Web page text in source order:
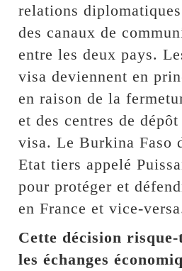
relations
des canaux de
entre les deux pays.
visa deviennent en
en raison de la
et des centres de
visa. Le Burkina Faso
Etat tiers appelé
pour protéger et
en France et vice-
Cette décision
les échanges